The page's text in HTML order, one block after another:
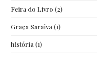
Feira do Livro (2)
Graça Saraiva (1)
história (1)